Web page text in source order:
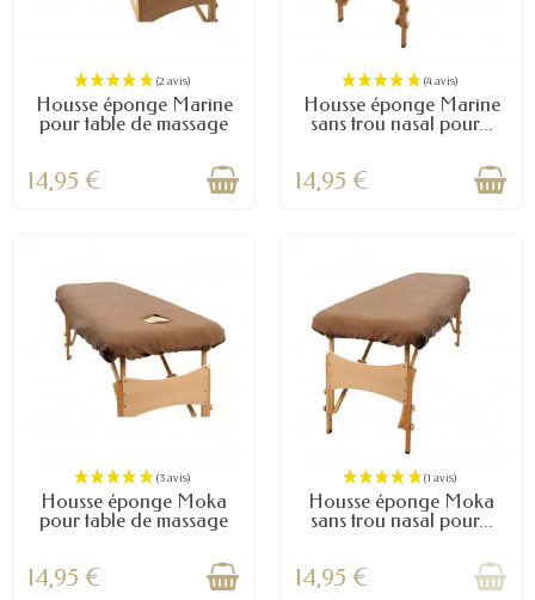
(5 avis)
Housse éponge Marine
pour table de massage
14,95 €
Housse éponge Marine
sans trou nasal pour...
14,95 €
Housse éponge Moka
pour table de massage
14,95 €
Housse éponge Moka
sans trou nasal pour...
14,95 €